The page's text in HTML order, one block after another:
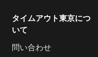
タイムアウト東京につ
いて
問い合わせ